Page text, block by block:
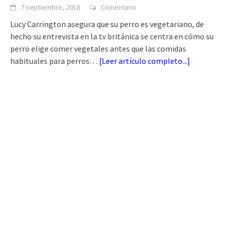
7 septiembre, 2018 Comentario
Lucy Carrington asegura que su perro es vegetariano, de
hecho su entrevista en la tv británica se centra en cómo su
perro elige comer vegetales antes que las comidas
habituales para perros… [Leer artículo completo...]